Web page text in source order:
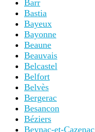
Barr
Bastia
Bayeux
Bayonne
Beaune
Beauvais
Belcastel
Belfort
Belvès
Bergerac
Besancon
Béziers
Beynac-et-Cazenac